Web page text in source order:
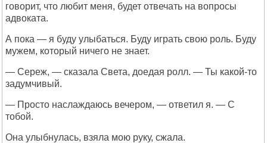
говорит, что любит меня, будет отвечать на вопросы
адвоката.
А пока — я буду улыбаться. Буду играть свою роль. Буду
мужем, который ничего не знает.
— Сереж, — сказала Света, доедая ролл. — Ты какой-то
задумчивый.
— Просто наслаждаюсь вечером, — ответил я. — С
тобой.
Она улыбнулась, взяла мою руку, сжала.